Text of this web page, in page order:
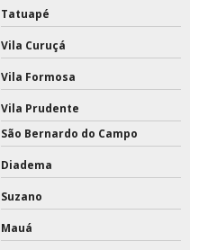
Tatuapé
Vila Curuçá
Vila Formosa
Vila Prudente
São Bernardo do Campo
Diadema
Suzano
Mauá